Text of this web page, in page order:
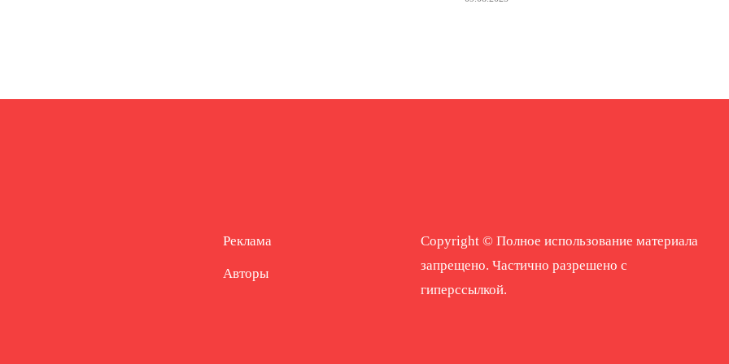
Реклама
Авторы
Copyright © Полное использование материала
запрещено. Частично разрешено с
гиперссылкой.